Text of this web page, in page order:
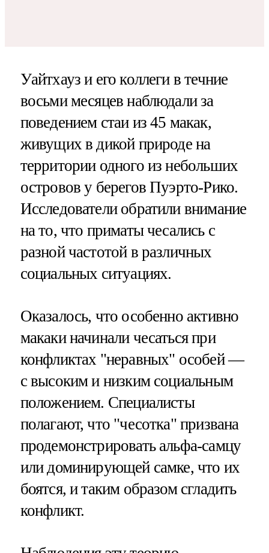
Уайтхауз и его коллеги в течние
восьми месяцев наблюдали за
поведением стаи из 45 макак,
живущих в дикой природе на
территории одного из небольших
островов у берегов Пуэрто-Рико.
Исследователи обратили внимание
на то, что приматы чесались с
разной частотой в различных
социальных ситуациях.
Оказалось, что особенно активно
макаки начинали чесаться при
конфликтах "неравных" особей —
с высоким и низким социальным
положением. Специалисты
полагают, что "чесотка" призвана
продемонстрировать альфа-самцу
или доминирующей самке, что их
боятся, и таким образом сгладить
конфликт.